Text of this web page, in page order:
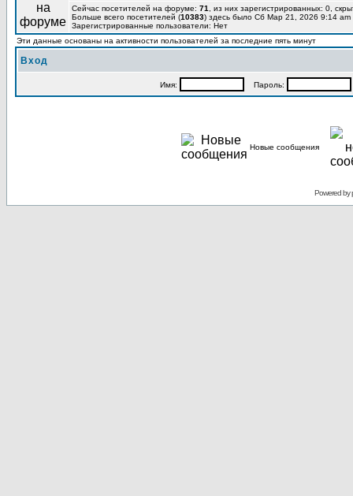
Сейчас посетителей на форуме: 71
, из них зарегистрированных: 0,
Больше всего посетителей (10383) здесь было Сб Мар 21, 2026 9:14 am
Зарегистрированные пользователи: Нет
Эти данные основаны на активности пользователей за последние пять минут
Вход
Имя: Пароль:
Новые сообщения
Powered by